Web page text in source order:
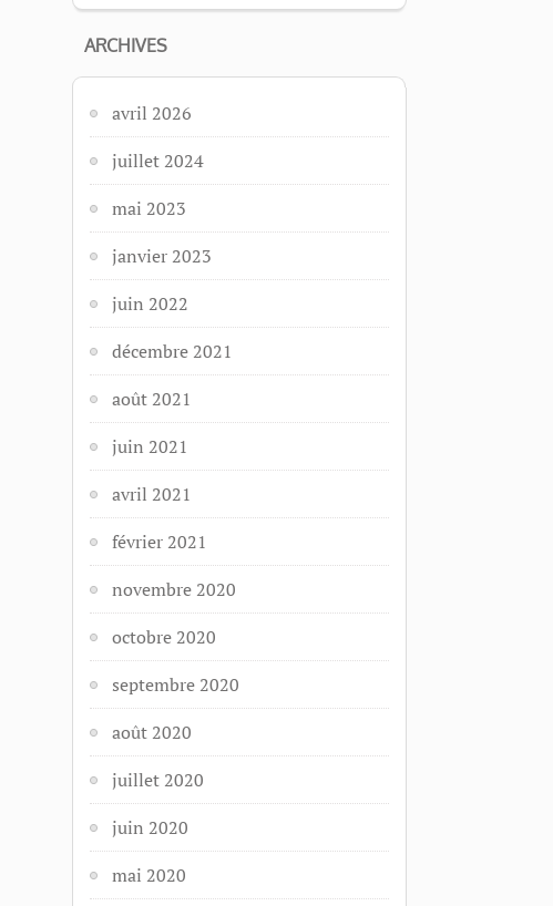
ARCHIVES
avril 2026
juillet 2024
mai 2023
janvier 2023
juin 2022
décembre 2021
août 2021
juin 2021
avril 2021
février 2021
novembre 2020
octobre 2020
septembre 2020
août 2020
juillet 2020
juin 2020
mai 2020